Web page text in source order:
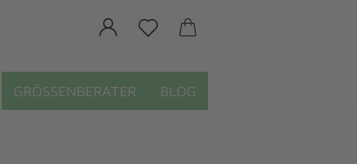
GRÖSSENBERATER BLOG